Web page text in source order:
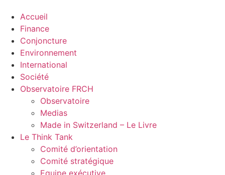
Accueil
Finance
Conjoncture
Environnement
International
Société
Observatoire FRCH
Observatoire
Medias
Made in Switzerland – Le Livre
Le Think Tank
Comité d’orientation
Comité stratégique
Equipe exécutive